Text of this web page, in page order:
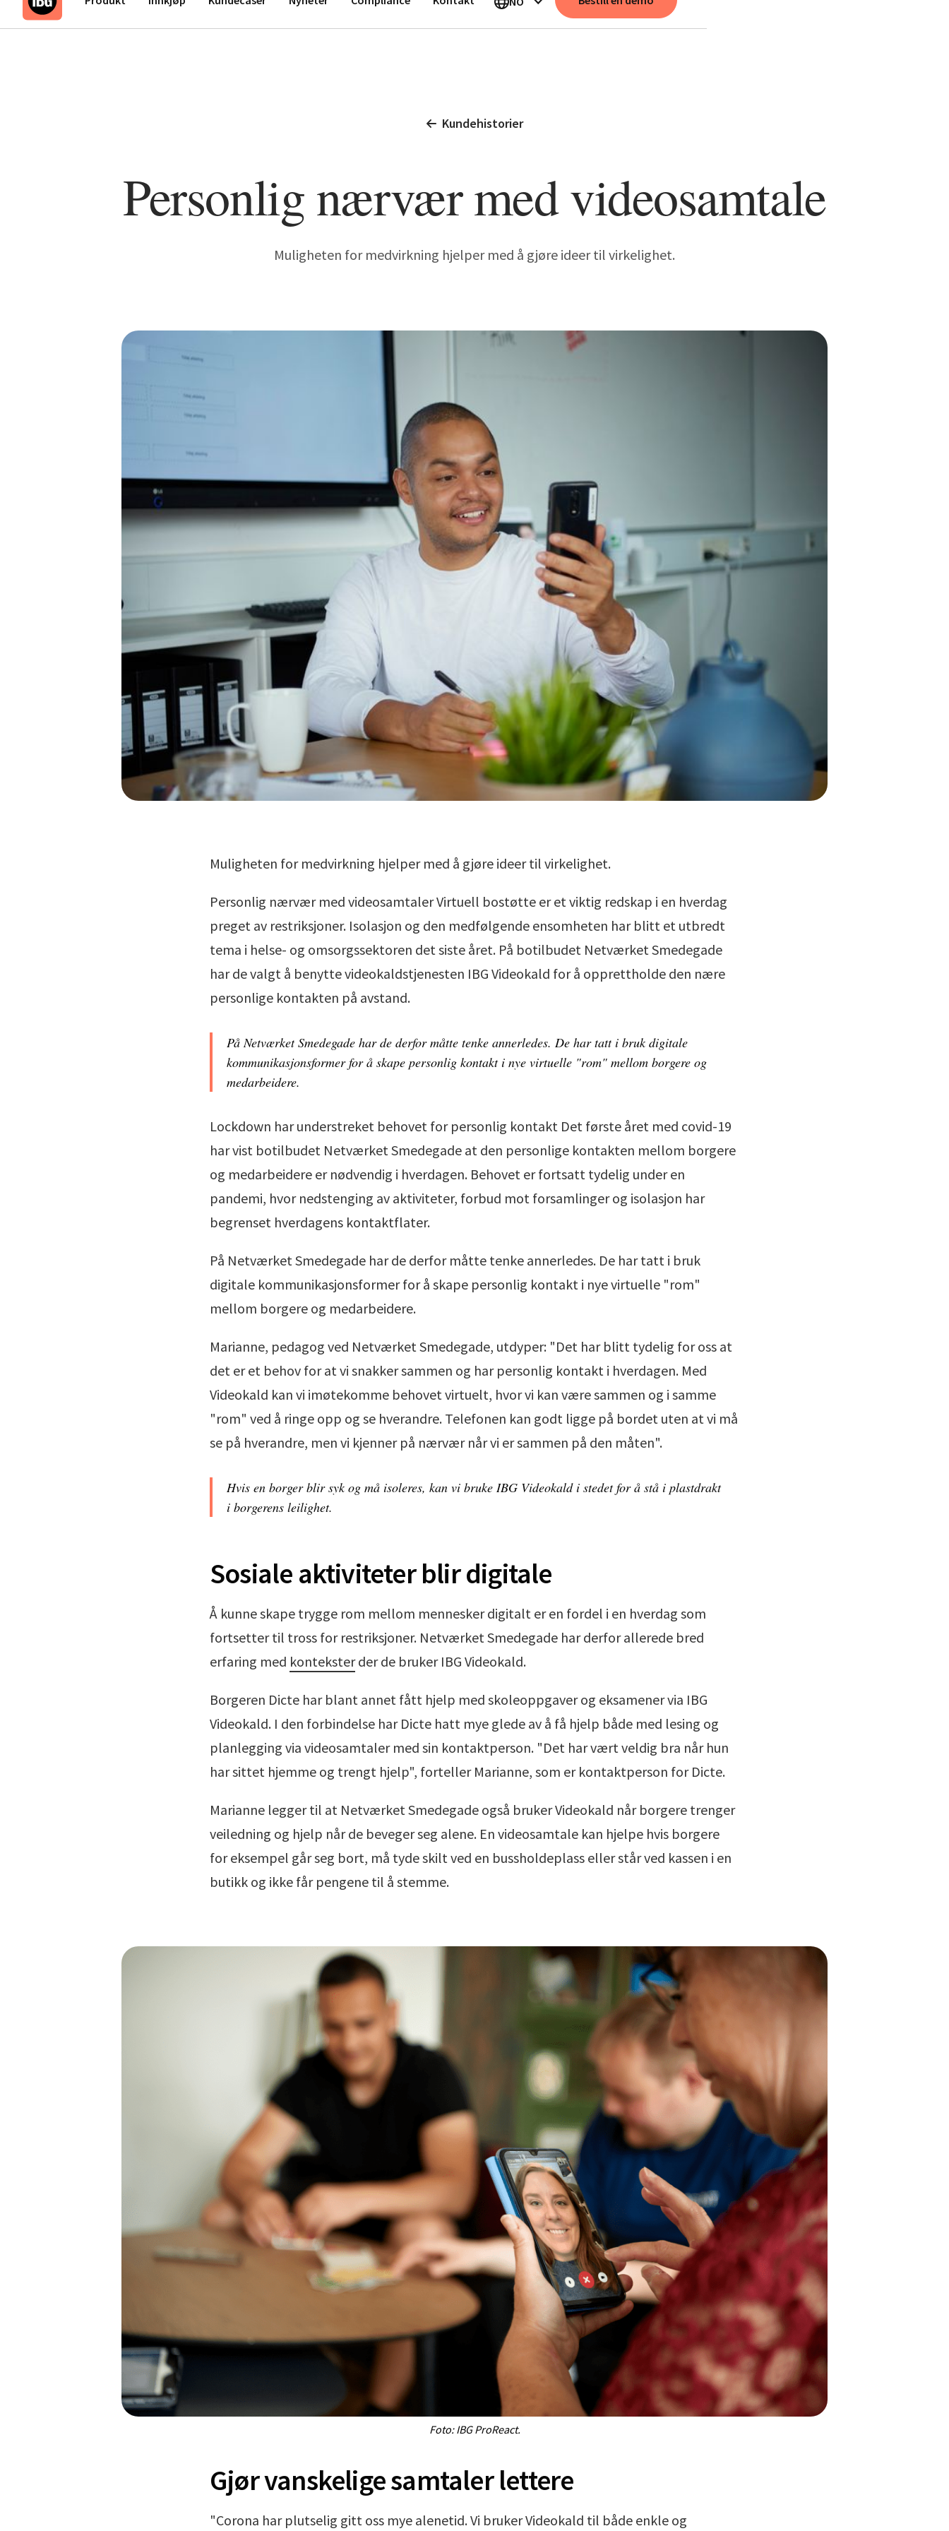
Kundehistorier
Personlig nærvær med videosamtale
Muligheten for medvirkning hjelper med å gjøre ideer til virkelighet.
Muligheten for medvirkning hjelper med å gjøre ideer til virkelighet.
Personlig nærvær med videosamtaler Virtuell bostøtte er et viktig redskap i en hverdag
preget av restriksjoner. Isolasjon og den medfølgende ensomheten har blitt et utbredt
tema i helse- og omsorgssektoren det siste året. På botilbudet Netværket Smedegade
har de valgt å benytte videokaldstjenesten IBG Videokald for å opprettholde den nære
personlige kontakten på avstand.
På Netværket Smedegade har de derfor måtte tenke annerledes. De har tatt i bruk digitale
kommunikasjonsformer for å skape personlig kontakt i nye virtuelle "rom" mellom borgere og
medarbeidere.
Lockdown har understreket behovet for personlig kontakt Det første året med covid-19
har vist botilbudet Netværket Smedegade at den personlige kontakten mellom borgere
og medarbeidere er nødvendig i hverdagen. Behovet er fortsatt tydelig under en
pandemi, hvor nedstenging av aktiviteter, forbud mot forsamlinger og isolasjon har
begrenset hverdagens kontaktflater.
På Netværket Smedegade har de derfor måtte tenke annerledes. De har tatt i bruk
digitale kommunikasjonsformer for å skape personlig kontakt i nye virtuelle "rom"
mellom borgere og medarbeidere.
Marianne, pedagog ved Netværket Smedegade, utdyper: "Det har blitt tydelig for oss at
det er et behov for at vi snakker sammen og har personlig kontakt i hverdagen. Med
Videokald kan vi imøtekomme behovet virtuelt, hvor vi kan være sammen og i samme
"rom" ved å ringe opp og se hverandre. Telefonen kan godt ligge på bordet uten at vi må
se på hverandre, men vi kjenner på nærvær når vi er sammen på den måten".
Hvis en borger blir syk og må isoleres, kan vi bruke IBG Videokald i stedet for å stå i plastdrakt
i borgerens leilighet.
Sosiale aktiviteter blir digitale
Å kunne skape trygge rom mellom mennesker digitalt er en fordel i en hverdag som
fortsetter til tross for restriksjoner. Netværket Smedegade har derfor allerede bred
erfaring med konteksterder de bruker IBG Videokald.
Borgeren Dicte har blant annet fått hjelp med skoleoppgaver og eksamener via IBG
Videokald. I den forbindelse har Dicte hatt mye glede av å få hjelp både med lesing og
planlegging via videosamtaler med sin kontaktperson. "Det har vært veldig bra når hun
har sittet hjemme og trengt hjelp", forteller Marianne, som er kontaktperson for Dicte.
Marianne legger til at Netværket Smedegade også bruker Videokald når borgere trenger
veiledning og hjelp når de beveger seg alene. En videosamtale kan hjelpe hvis borgere
for eksempel går seg bort, må tyde skilt ved en bussholdeplass eller står ved kassen i en
butikk og ikke får pengene til å stemme.
Foto: IBG ProReact.
Gjør vanskelige samtaler lettere
"Corona har plutselig gitt oss mye alenetid. Vi bruker Videokald til både enkle og